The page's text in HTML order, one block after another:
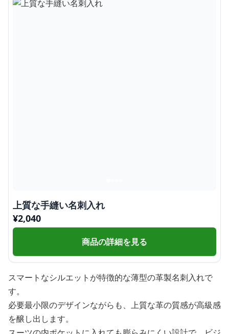
上質な手縫い名刺入れ
¥2,040
商品の詳細を見る
スマートなシルエットが特徴的な薄型の革製名刺入れで
す。
必要最小限のデザインながらも、上質な革の質感が高級感
を醸し出します。